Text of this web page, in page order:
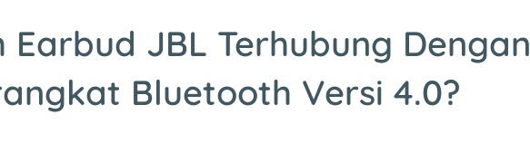
Earbud JBL Terhubung Dengan
Bluetooth Versi 4.0?